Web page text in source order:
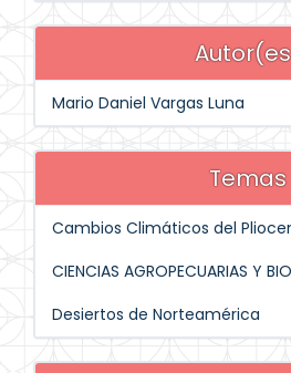
Mario Daniel Vargas Luna
Temas
Cambios Climáticos del
CIENCIAS AGROPECUARIAS Y
Desiertos de Norteamérica